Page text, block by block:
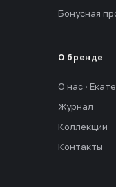
Бонусная
О бренде
О нас ·
Журнал
Коллекции
Контакты